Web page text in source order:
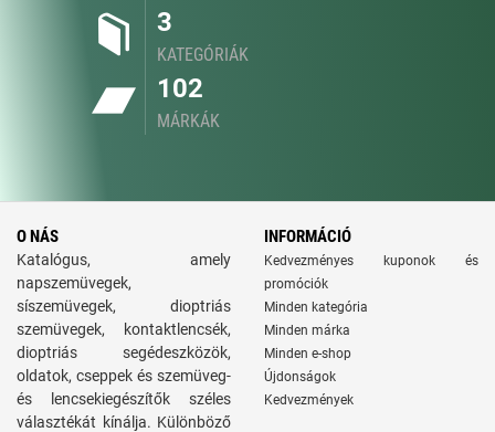
3
KATEGÓRIÁK
102
MÁRKÁK
O NÁS
Katalógus, amely
napszemüvegek,
síszemüvegek, dioptriás
szemüvegek, kontaktlencsék,
dioptriás segédeszközök,
oldatok, cseppek és szemüveg-
és lencsekiegészítők széles
választékát kínálja. Különböző
INFORMÁCIÓ
Kedvezményes kuponok és
promóciók
Minden kategória
Minden márka
Minden e-shop
Újdonságok
Kedvezmények